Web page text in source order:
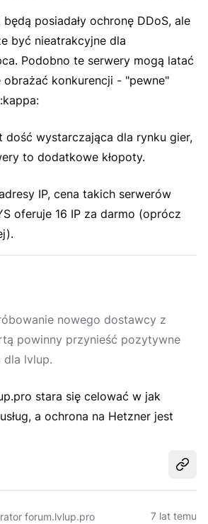
posiadały ochronę DDoS, ale
być nieatrakcyjne dla
Podobno te serwery mogą latać
obrażać konkurencji - "pewne"
dość wystarczająca dla rynku gier,
to dodatkowe kłopoty.
IP, cena takich serwerów
oferuje 16 IP za darmo (oprócz
nowego dostawcy z
powinny przynieść pozytywne
dla lvlup.
stara się celować w jak
a ochrona na Hetzner jest
forum.lvlup.pro 7 lat temu